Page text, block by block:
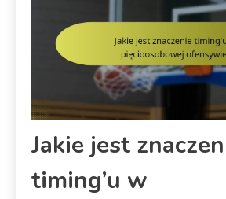
Jakie jest
timing’u w